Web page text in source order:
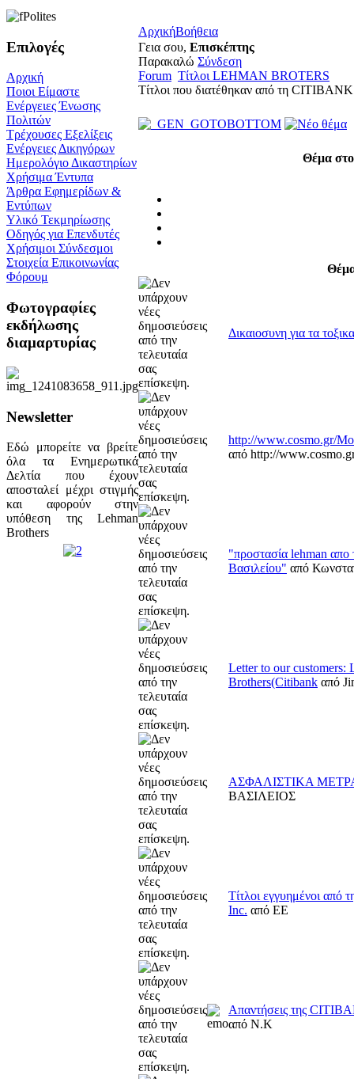
Επιλογές
Αρχική
Ποιοι Είμαστε
Ενέργειες Ένωσης
Πολιτών
Τρέχουσες Εξελίξεις
Ενέργειες Δικηγόρων
Ημερολόγιο Δικαστηρίων
Χρήσιμα Έντυπα
Άρθρα Εφημερίδων &
Εντύπων
Υλικό Τεκμηρίωσης
Οδηγός για Επενδυτές
Χρήσιμοι Σύνδεσμοι
Στοιχεία Επικοινωνίας
Φόρουμ
Φωτογραφίες
εκδήλωσης
διαμαρτυρίας
Newsletter
Εδώ μπορείτε να βρείτε
όλα τα Ενημερωτικά
Δελτία που έχουν
αποσταλεί μέχρι στιγμής
και αφορούν στην
υπόθεση της Lehman
Brothers
ΑρχικήΒοήθεια
Γεια σου, Επισκέπτης
Παρακαλώ Σύνδεση
Forum Τίτλοι LEHMAN BROTERS
Τίτλοι που διατέθηκαν από τη
Θέμα
Δικαιοσυνη για τα
http://www.cosmo.gr/
από http://
"προστασία lehman
Βασιλείου" από
Letter to our customers:
Brothers(Citibank από
ΑΣΦΑΛΙΣΤΙΚΑ
ΒΑΣΙΛΕΙΟΣ
Τίτλοι εγγυημένοι από
Inc. από ΕE
Απαντήσεις της
από Ν.Κ